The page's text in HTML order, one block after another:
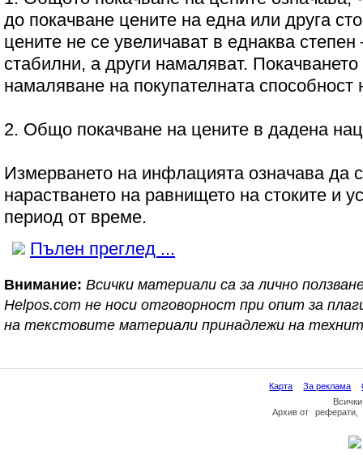
до покачване цените на една или друга
цените не се увеличават в еднаква степен
стабилни, а други намаляват.
намаляване на покупателната
2. Общо покачване на цените в дадена
Измерването на инфлацията означава да
нарастването на равнището на стоките и
период от време.
Пълен преглед ...
Внимание: Всички материали са за лично
Helpos.com не носи отговорност при опит за
на текстовите материали принадлежи на
Карта За реклама
Архив от реферати